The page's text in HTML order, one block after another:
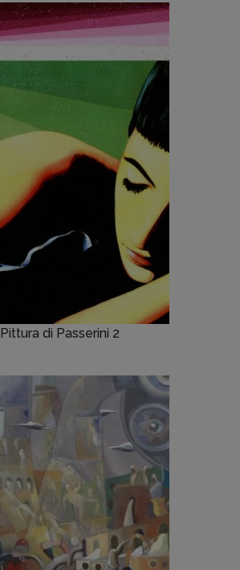
Pittura di Passerini 2